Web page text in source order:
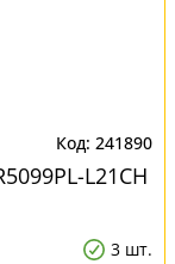
241890
L21CH
3 шт.